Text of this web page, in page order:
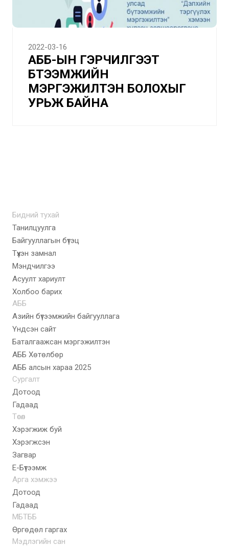
2022-03-16
АББ-ЫН ГЭРЧИЛГЭЭТ
БҮТЭЭМЖИЙН
МЭРГЭЖИЛТЭН БОЛОХЫГ
УРЬЖ БАЙНА
Бидний тухай
Танилцуулга
Байгууллагын бүтэц
Түүхэн замнал
Мэндчилгээ
Асуулт хариулт
Холбоо барих
АББ
Азийн бүтээмжийн байгууллага
Үндсэн сайт
Баталгаажсан мэргэжилтэн
АББ Хөтөлбөр
AББ алсын хараа 2025
Сургалт
Дотоод
Гадаад
Төсөл
Хэрэгжиж буй
Хэрэгжсэн
Загвар
E-Бүтээмж
Арга хэмжээ
Дотоод
Гадаад
МБТББ
Өргөдөл гаргах
Мэдлэгийн сан